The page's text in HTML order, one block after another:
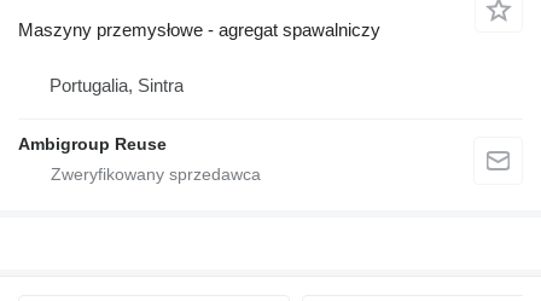
Maszyny przemysłowe - agregat spawalniczy
Portugalia, Sintra
Ambigroup Reuse